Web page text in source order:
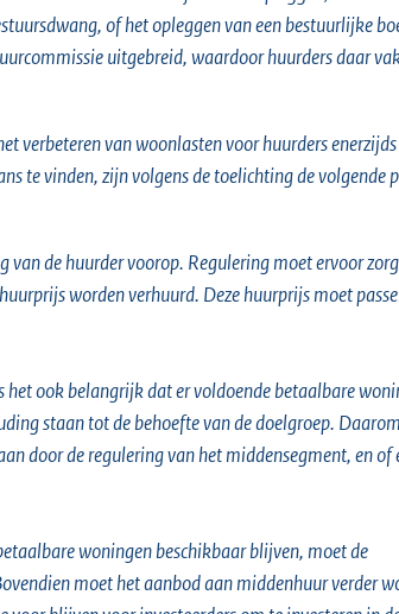
of het opleggen van een bestuurlijke
uitgebreid, waardoor huurders daar
verbeteren van woonlasten voor huurders
te vinden, zijn volgens de toelichting de volgende
de huurder voorop. Regulering moet ervoor
worden verhuurd. Deze huurprijs moet
ook belangrijk dat er voldoende betaalbare
staan tot de behoefte van de doelgroep.
door de regulering van het middensegment, en of
woningen beschikbaar blijven, moet de
moet het aanbod aan middenhuur verder